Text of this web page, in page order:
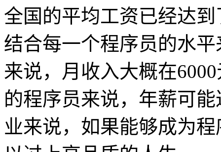
全国的平均工资已经达
结合每一个程序员的水
来说，月收入大概在
的程序员来说，年薪可
业来说，如果能够成为